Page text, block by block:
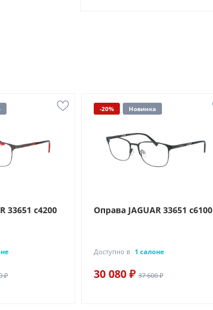
33651 c4200
₽
-20% Новинка
Оправа JAGUAR 33651 c6100
Доступно в 1 салоне
30 080 ₽ 37 600 ₽